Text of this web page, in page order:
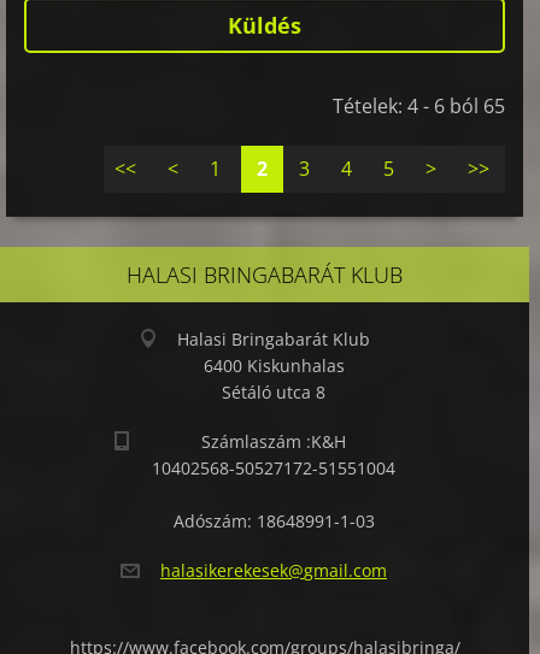
Tételek: 4 - 6 ból 65
<< < 1 2 3 4 5 > >>
HALASI BRINGABARÁT KLUB
Halasi Bringabarát Klub
6400 Kiskunhalas
Sétáló utca 8
Számlaszám :K&H
10402568-50527172-51551004
Adószám: 18648991-1-03
halasikerekesek@gmail.com
https://www.facebook.com/groups/halasibringa/